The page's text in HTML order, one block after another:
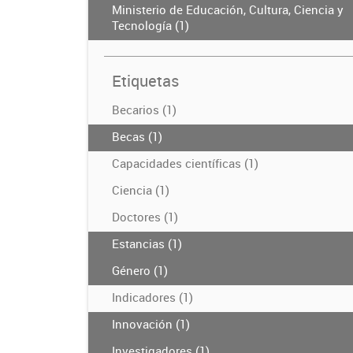
Ministerio de Educación, Cultura, Ciencia y
Tecnología (1)
Etiquetas
Becarios (1)
Becas (1)
Capacidades científicas (1)
Ciencia (1)
Doctores (1)
Estancias (1)
Género (1)
Indicadores (1)
Innovación (1)